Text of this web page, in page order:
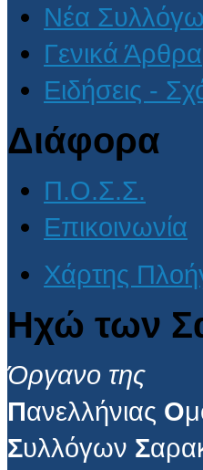
Νέα
Γενικά Άρθρα
Ειδήσεις -
Διάφορα
Π.Ο.Σ.Σ.
Επικοινωνία
Χάρτης
Ηχώ των
Όργανο της
Πανελλήνιας Ο
Συλλόγων Σ